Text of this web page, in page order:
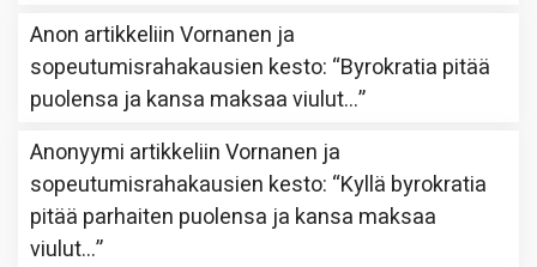
Anon artikkeliinVornanen ja
sopeutumisrahakausien kesto: “Byrokratia pitää
puolensa ja kansa maksaa viulut…”
Anonyymi artikkeliinVornanen ja
sopeutumisrahakausien kesto: “Kyllä byrokratia
pitää parhaiten puolensa ja kansa maksaa
viulut…”